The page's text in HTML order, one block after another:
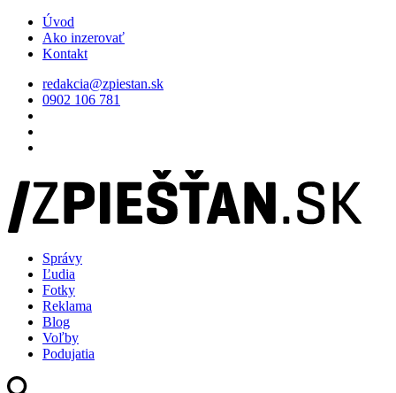
Úvod
Ako inzerovať
Kontakt
redakcia@zpiestan.sk
0902 106 781
Správy
Ľudia
Fotky
Reklama
Blog
Voľby
Podujatia